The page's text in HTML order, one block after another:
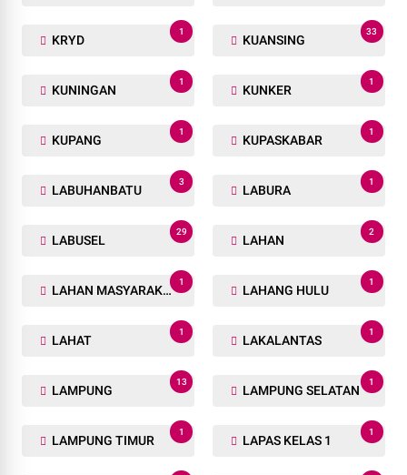
KRYD
1
KUANSING
33
KUNINGAN
1
KUNKER
1
KUPANG
1
KUPASKABAR
1
LABUHANBATU
3
LABURA
1
LABUSEL
29
LAHAN
2
LAHAN MASYARAKAT
1
LAHANG HULU
1
LAHAT
1
LAKALANTAS
1
LAMPUNG
13
LAMPUNG SELATAN
1
LAMPUNG TIMUR
1
LAPAS KELAS 1
1